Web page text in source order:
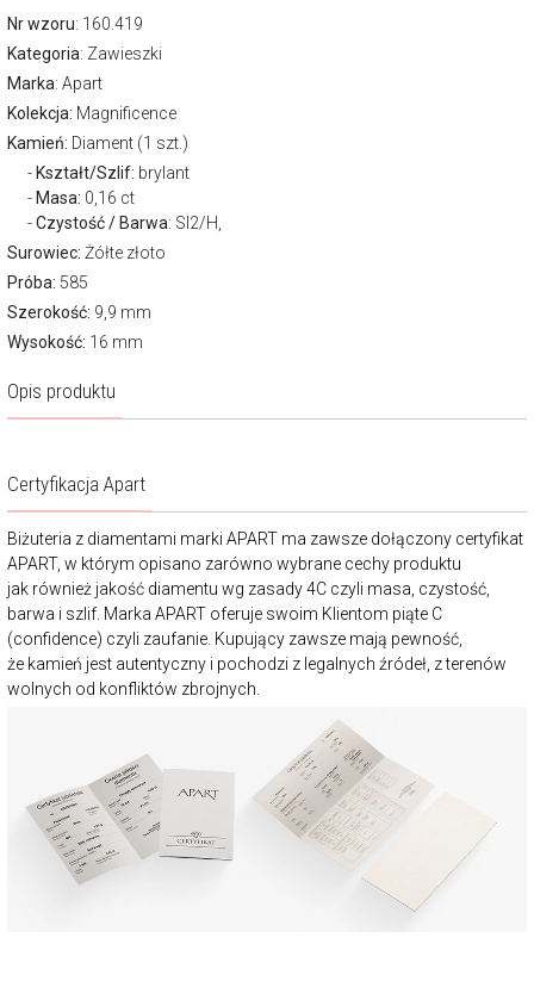
Nr wzoru: 160.419
Kategoria: Zawieszki
Marka: Apart
Kolekcja: Magnificence
Kamień: Diament (1 szt.)
Kształt/Szlif: brylant
Masa: 0,16 ct
Czystość / Barwa: SI2/H,
Surowiec: Żółte złoto
Próba: 585
Szerokość: 9,9 mm
Wysokość: 16 mm
Opis produktu
Certyfikacja Apart
Biżuteria z diamentami marki APART ma zawsze dołączony certyfikat
APART, w którym opisano zarówno wybrane cechy produktu
jak również jakość diamentu wg zasady 4C czyli masa, czystość,
barwa i szlif. Marka APART oferuje swoim Klientom piąte C
(confidence) czyli zaufanie. Kupujący zawsze mają pewność,
że kamień jest autentyczny i pochodzi z legalnych źródeł, z terenów
wolnych od konfliktów zbrojnych.